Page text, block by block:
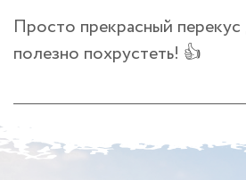
Просто прекрасный
полезно похрустеть! 👍